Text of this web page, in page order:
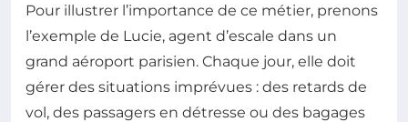
Pour illustrer l’importance de ce métier, prenons
l’exemple de Lucie, agent d’escale dans un
grand aéroport parisien. Chaque jour, elle doit
gérer des situations imprévues : des retards de
vol, des passagers en détresse ou des bagages